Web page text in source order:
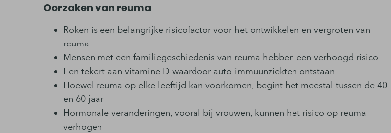
Oorzaken van reuma
Roken is een belangrijke risicofactor voor het ontwikkelen en vergroten van
reuma
Mensen met een familiegeschiedenis van reuma hebben een verhoogd risico
Een tekort aan vitamine D waardoor auto-immuunziekten ontstaan
Hoewel reuma op elke leeftijd kan voorkomen, begint het meestal tussen de 40
en 60 jaar
Hormonale veranderingen, vooral bij vrouwen, kunnen het risico op reuma
verhogen